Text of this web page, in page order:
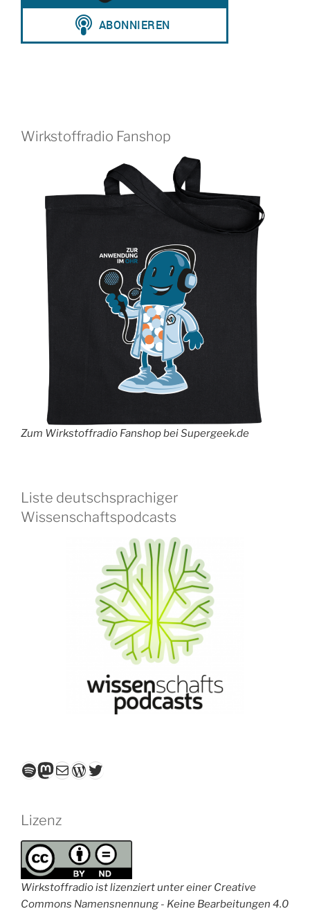
Wirkstoffradio Fanshop
Zum Wirkstoffradio Fanshop bei Supergeek.de
Liste deutschsprachiger
Wissenschaftspodcasts
Spotify
Mastodon
E-MailWordPress
Twitter
Lizenz
Wirkstoffradio ist lizenziert unter einer Creative
Commons Namensnennung - Keine Bearbeitungen 4.0